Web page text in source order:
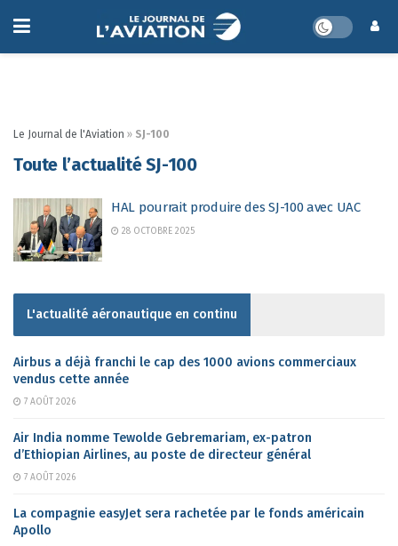
Le Journal de l'Aviation » SJ-100
Toute l’actualité SJ-100
HAL pourrait produire des SJ-100 avec UAC
28 OCTOBRE 2025
L'actualité aéronautique en continu
Airbus a déjà franchi le cap des 1000 avions commerciaux
vendus cette année
7 AOÛT 2026
Air India nomme Tewolde Gebremariam, ex-patron
d’Ethiopian Airlines, au poste de directeur général
7 AOÛT 2026
La compagnie easyJet sera rachetée par le fonds américain
Apollo